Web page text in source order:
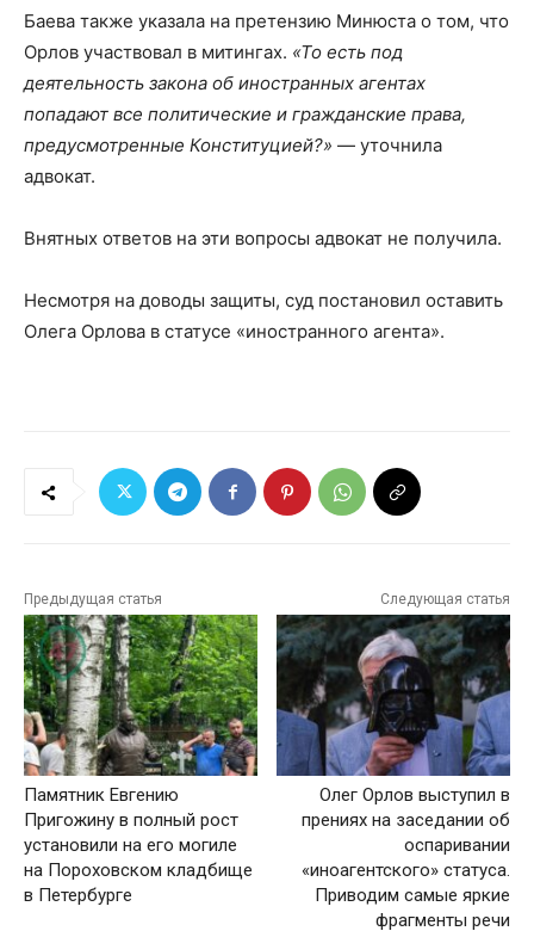
Баева также указала на претензию Минюста о том, что
Орлов участвовал в митингах. «То есть под
деятельность закона об иностранных агентах
попадают все политические и гражданские права,
предусмотренные Конституцией?» — уточнила
адвокат.
Внятных ответов на эти вопросы адвокат не получила.
Несмотря на доводы защиты, суд постановил оставить
Олега Орлова в статусе «иностранного агента».
Предыдущая статья
Памятник Евгению
Пригожину в полный рост
установили на его могиле
на Пороховском кладбище
в Петербурге
Следующая статья
Олег Орлов выступил в
прениях на заседании об
оспаривании
«иноагентского» статуса.
Приводим самые яркие
фрагменты речи